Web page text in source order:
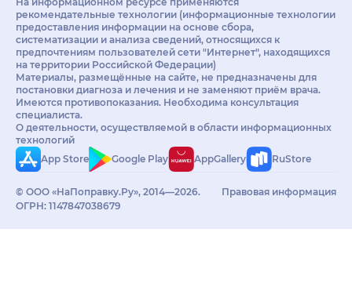
рекомендательные технологии (информационные технологии
предоставления информации на основе сбора,
систематизации и анализа сведений, относящихся к
предпочтениям пользователей сети "Интернет", находящихся
на территории Российской Федерации)
Материалы, размещённые на сайте, не предназначены для
постановки диагноза и лечения и не заменяют приём врача.
Имеются противопоказания. Необходима консультация
специалиста.
О деятельности, осуществляемой в области информационных
технологий
App Store
Google Play AppGallery RuStore
© ООО «НаПоправку.Ру», 2014—2026.
ОГРН: 1147847038679
Правовая информация